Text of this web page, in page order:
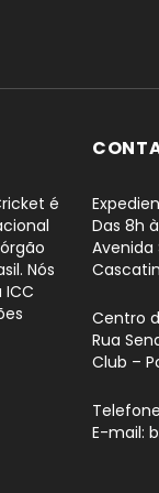
é
Nós
Das 8h
Avenida
Centro
Rua
Club –
E-mail: